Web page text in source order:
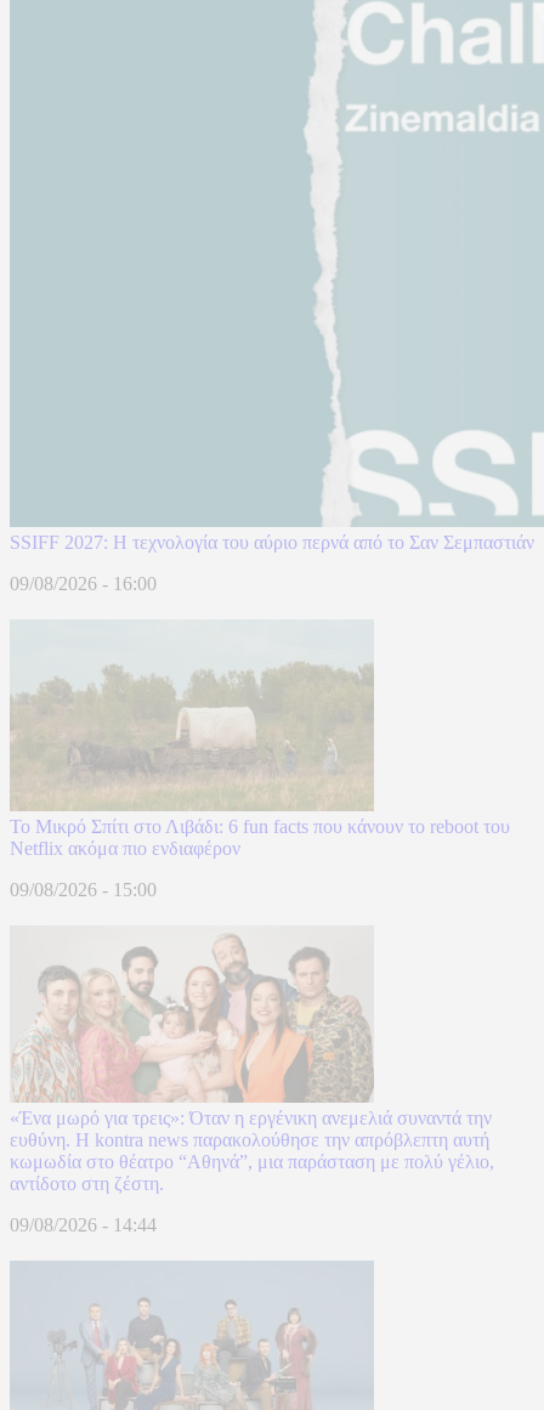
SSIFF 2027: Η τεχνολογία του αύριο περνά από το Σαν Σεμπαστιάν
09/08/2026 - 16:00
To Mικρό Σπίτι στο Λιβάδι: 6 fun facts που κάνουν το reboot του
Netflix ακόμα πιο ενδιαφέρον
09/08/2026 - 15:00
«Ένα μωρό για τρεις»: Όταν η εργένικη ανεμελιά συναντά την
ευθύνη. Η kontra news παρακολούθησε την απρόβλεπτη αυτή
κωμωδία στο θέατρο “Αθηνά”, μια παράσταση με πολύ γέλιο,
αντίδοτο στη ζέστη.
09/08/2026 - 14:44